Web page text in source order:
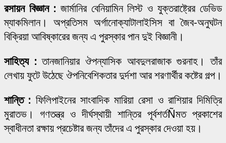
রসায়ন বিজ্ঞান :জার্মানির বেনিয়ামিন লিস্ট ও যুক্তরাষ্ট্রের ডেভিড
ম্যাকমিলান। অপ্রতিসম অর্গানোক্যাটালাইসিস বা জৈব-অনুঘটন
বিক্রিয়া আবিষ্কারের জন্য এ পুরস্কার পান দুই বিজ্ঞানী।
সাহিত্য :তানজানিয়ার ঔপন্যাসিক আবদুলরাজাক গুরনাহ। তাঁর
লেখায় ফুটে উঠেছে ঔপনিবেশিকতার দুর্দশা আর শরণার্থীর কষ্টের গল্প।
শান্তি : ফিলিপাইনের সাংবাদিক মারিয়া রেসা ও রাশিয়ার দিমিত্রি
মুরাতভ। গণতন্ত্র ও দীর্ঘস্থায়ী শান্তির পূর্বশর্তÑমত প্রকাশের
স্বাধীনতা রক্ষায় প্রচেষ্টার জন্য তাঁদের এ পুরস্কার দেওয়া হয়।